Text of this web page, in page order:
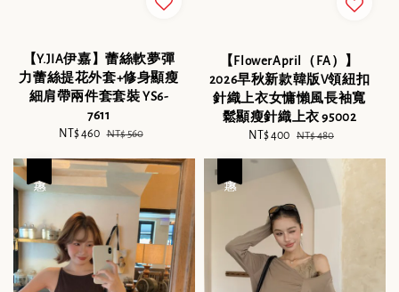
【Y.JIA伊嘉】蕾絲軟夢彈
力蕾絲提花外套+修身顯瘦
細肩帶兩件套套裝 YS6-
7611
Sale
NT$ 460 Regular
NT$ 560
【FlowerApril（FA）】
2026早秋新款韓版V領紐扣
針織上衣女慵懶風長袖寬
鬆顯瘦針織上衣 95002
Sale
NT$ 400 Regular
NT$ 480